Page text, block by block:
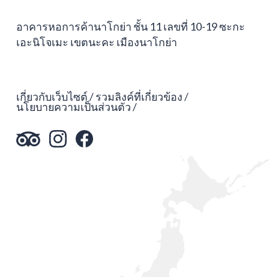
อาคารหอการค้านาโกย่า ชั้น 11 เลขที่ 10-19 ซะกะ
เอะนิโจเมะ เขตนะคะ เมืองนาโกย่า
เกี่ยวกับเว็บไซต์ รวมลิงค์ที่เกี่ยวข้อง
นโยบายความเป็นส่วนตัว